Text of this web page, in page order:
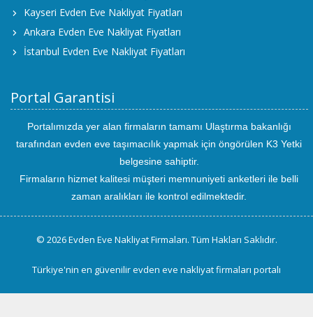
Kayseri Evden Eve Nakliyat Fiyatları
Ankara Evden Eve Nakliyat Fiyatları
İstanbul Evden Eve Nakliyat Fiyatları
Portal Garantisi
Portalımızda yer alan firmaların tamamı Ulaştırma bakanlığı
tarafından evden eve taşımacılık yapmak için öngörülen K3 Yetki
belgesine sahiptir.
Firmaların hizmet kalitesi müşteri memnuniyeti anketleri ile belli
zaman aralıkları ile kontrol edilmektedir.
© 2026 Evden Eve Nakliyat Firmaları. Tüm Hakları Saklıdır.
Türkiye'nin en güvenilir evden eve nakliyat firmaları portalı